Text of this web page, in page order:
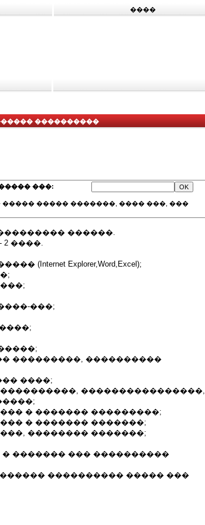
����
����������
���:
����� �������, ���� ���, ���
������.
����.
Explorer,Word,Excel);
���;
���������, ����������
����;
����������������,
� ������� ���������;
� ������� �������;
�������� �������;
������� ��� ����������
���������� ����� ���